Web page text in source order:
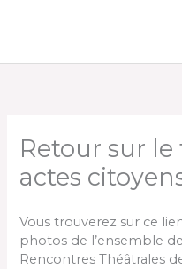
Retour sur
actes
Vous trouverez sur ce
photos de l’ensemble
Rencontres Théâtrales